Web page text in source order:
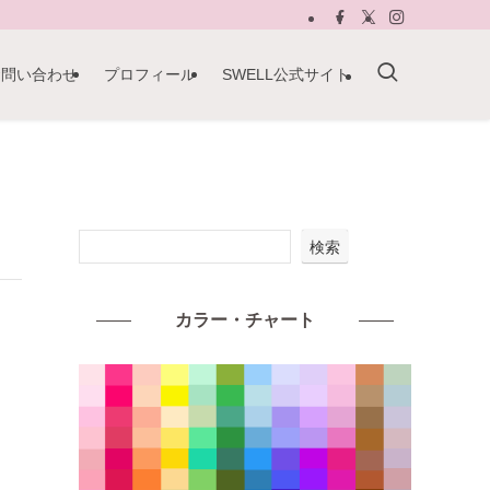
い合わせ プロフィール SWELL公式サイト
検索
カラー・チャート